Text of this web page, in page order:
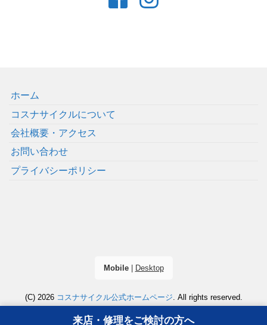
ホーム
コスナサイクルについて
会社概要・アクセス
お問い合わせ
プライバシーポリシー
来店・修理をご検討の方へ
Mobile| Desktop
(C) 2026 コスナサイクル公式ホームページ . All rights reserved.